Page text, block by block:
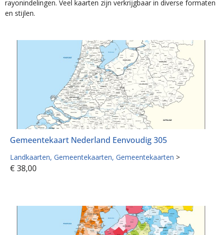
rayonindelingen. Veel kaarten zijn verkrijgbaar in diverse formaten
en stijlen.
Gemeentekaart Nederland Eenvoudig 305
Landkaarten Gemeentekaarten Gemeentekaarten >
€ 38,00